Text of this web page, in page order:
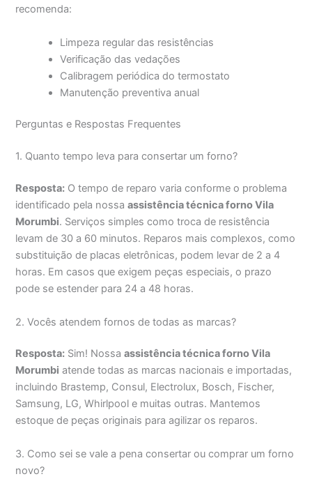
recomenda:
Limpeza regular das resistências
Verificação das vedações
Calibragem periódica do termostato
Manutenção preventiva anual
Perguntas e Respostas Frequentes
1. Quanto tempo leva para consertar um forno?
Resposta: O tempo de reparo varia conforme o problema
identificado pela nossaassistência técnica forno Vila
Morumbi. Serviços simples como troca de resistência
levam de 30 a 60 minutos. Reparos mais complexos, como
substituição de placas eletrônicas, podem levar de 2 a 4
horas. Em casos que exigem peças especiais, o prazo
pode se estender para 24 a 48 horas.
2. Vocês atendem fornos de todas as marcas?
Resposta: Sim! Nossaassistência técnica forno Vila
Morumbi atende todas as marcas nacionais e importadas,
incluindo Brastemp, Consul, Electrolux, Bosch, Fischer,
Samsung, LG, Whirlpool e muitas outras. Mantemos
estoque de peças originais para agilizar os reparos.
3. Como sei se vale a pena consertar ou comprar um forno
novo?